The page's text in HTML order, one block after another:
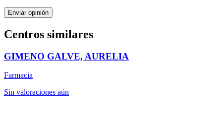
Enviar opinión
Centros similares
GIMENO GALVE, AURELIA
Farmacia
Sin valoraciones aún